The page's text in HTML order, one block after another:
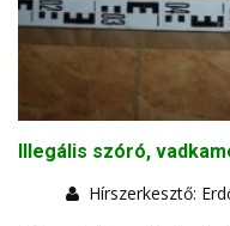
Illegális szóró,
Hírszerkesztő: